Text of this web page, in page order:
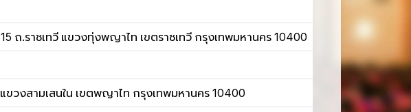
.ราชเทวี แขวงทุ่งพญาไท เขตราชเทวี กรุงเทพมหานคร 10400
วงสามเสนใน เขตพญาไท กรุงเทพมหานคร 10400